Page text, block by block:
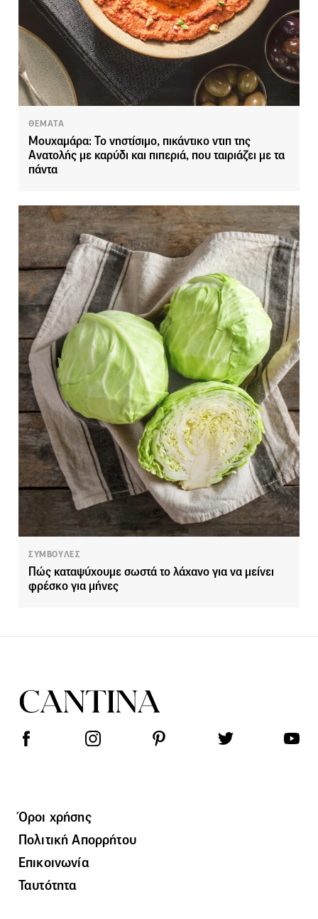
ΘΕΜΑΤΑ
Μουχαμάρα: Το νηστίσιμο, πικάντικο ντιπ της
Ανατολής με καρύδι και πιπεριά, που ταιριάζει με τα
πάντα
ΣΥΜΒΟΥΛΕΣ
Πώς καταψύχουμε σωστά το λάχανο για να μείνει
φρέσκο για μήνες
Όροι χρήσης
Πολιτική Απορρήτου
Επικοινωνία
Ταυτότητα